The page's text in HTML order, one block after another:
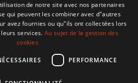
FRENCH
de notre site avec nos partenaires
qui peuvent les combiner avec d"autres
avez fournies ou qu"ils ont collectées lors
services.Au sujet de la gestion des
cookies
PERFORMANCE